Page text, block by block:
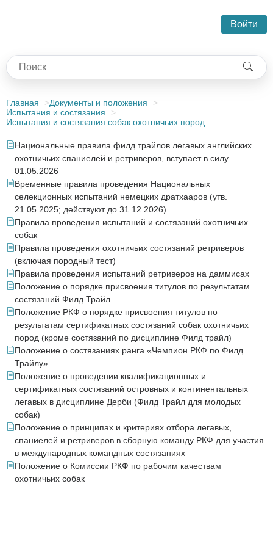
Войти
Главная
Документы и положения
Испытания и состязания
Испытания и состязания собак охотничьих пород
Национальные правила филд трайлов легавых английских
охотничьих спаниелей и ретриверов, вступает в силу
01.05.2026
Временные правила проведения Национальных
селекционных испытаний немецких дратхааров (утв.
21.05.2025; действуют до 31.12.2026)
Правила проведения испытаний и состязаний охотничьих
собак
Правила проведения охотничьих состязаний ретриверов
(включая породный тест)
Правила проведения испытаний ретриверов на даммисах
Положение о порядке присвоения титулов по результатам
состязаний Филд Трайл
Положение РКФ о порядке присвоения титулов по
результатам сертификатных состязаний собак охотничьих
пород (кроме состязаний по дисциплине Филд трайл)
Положение о состязаниях ранга «Чемпион РКФ по Филд
Трайлу»
Положение о проведении квалификационных и
сертификатных состязаний островных и континентальных
легавых в дисциплине Дерби (Филд Трайл для молодых
собак)
Положение о принципах и критериях отбора легавых,
спаниелей и ретриверов в сборную команду РКФ для участия
в международных командных состязаниях
Положение о Комиссии РКФ по рабочим качествам
охотничьих собак